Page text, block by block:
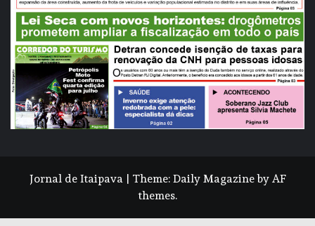
Jornal de Itaipava | Theme: Daily Magazineby AF
themes.